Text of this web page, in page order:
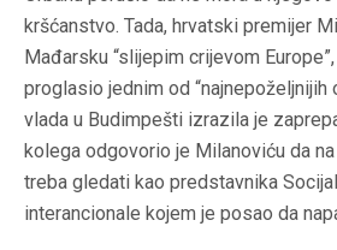
kršćanstvo. Tada, hrvatski premijer
Mađarsku “slijepim crijevom
proglasio jednim od “najnepoželjnijih
vlada u Budimpešti izrazila je
kolega odgovorio je Milanoviću da
treba gledati kao predstavnika
interancionale kojem je posao da